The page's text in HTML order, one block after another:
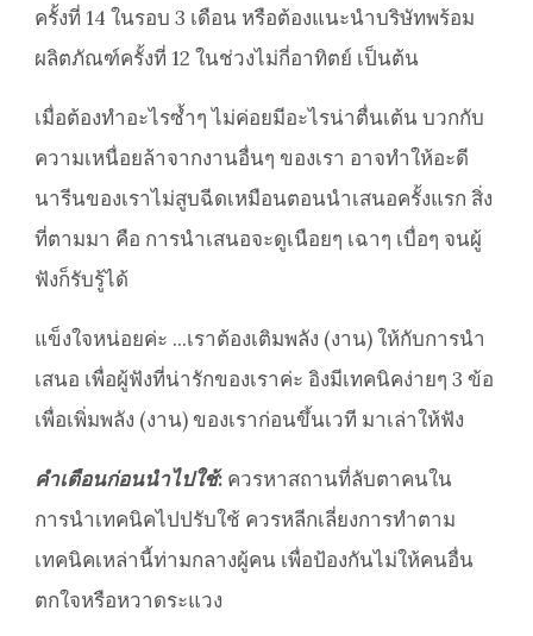
ครั้งที่ 14 ในรอบ 3 เดือน หรือต้องแนะนำบริษัทพร้อม
ผลิตภัณฑ์ครั้งที่ 12 ในช่วงไม่กี่อาทิตย์ เป็นต้น
เมื่อต้องทำอะไรซ้ำๆ ไม่ค่อยมีอะไรน่าตื่นเต้น บวกกับ
ความเหนื่อยล้าจากงานอื่นๆ ของเรา อาจทำให้อะดี
นารีนของเราไม่สูบฉีดเหมือนตอนนำเสนอครั้งแรก สิ่ง
ที่ตามมา คือ การนำเสนอจะดูเนือยๆ เฉาๆ เบื่อๆ จนผู้
ฟังก็รับรู้ได้
แข็งใจหน่อยค่ะ ...เราต้องเติมพลัง (งาน) ให้กับการนำ
เสนอ เพื่อผู้ฟังที่น่ารักของเราค่ะ อิงมีเทคนิคง่ายๆ 3 ข้อ
เพื่อเพิ่มพลัง (งาน) ของเราก่อนขึ้นเวที มาเล่าให้ฟัง
คำเตือนก่อนนำไปใช้: ควรหาสถานที่ลับตาคนใน
การนำเทคนิคไปปรับใช้ ควรหลีกเลี่ยงการทำตาม
เทคนิคเหล่านี้ท่ามกลางผู้คน เพื่อป้องกันไม่ให้คนอื่น
ตกใจหรือหวาดระแวง